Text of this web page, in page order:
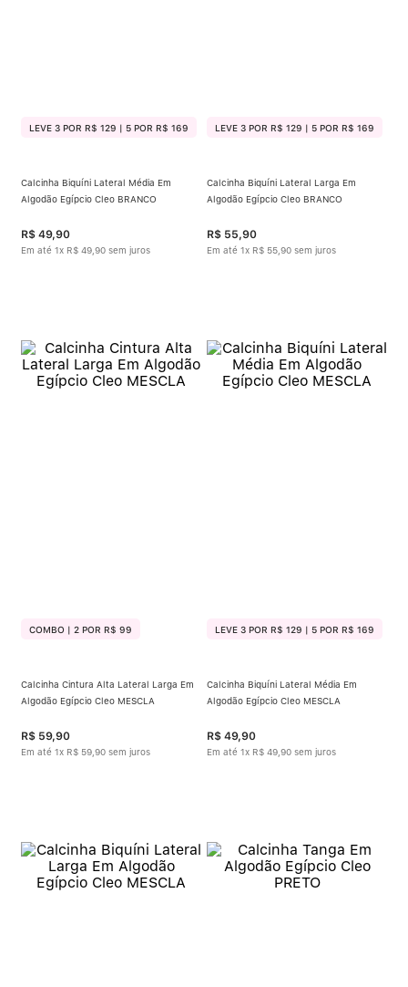
LEVE 3 POR R$ 129 | 5 POR R$ 169
Calcinha Biquíni Lateral Média Em
Algodão Egípcio Cleo BRANCO
R$ 49,90
Em até 1x R$ 49 90 sem juros
LEVE 3 POR R$ 129 | 5 POR R$ 169
Calcinha Biquíni Lateral Larga Em
Algodão Egípcio Cleo BRANCO
R$ 55,90
Em até 1x R$ 55 90 sem juros
COMBO | 2 POR R$ 99
Calcinha Cintura Alta Lateral Larga Em
Algodão Egípcio Cleo MESCLA
R$ 59,90
Em até 1x R$ 59 90 sem juros
LEVE 3 POR R$ 129 | 5 POR R$ 169
Calcinha Biquíni Lateral Média Em
Algodão Egípcio Cleo MESCLA
R$ 49,90
Em até 1x R$ 49 90 sem juros